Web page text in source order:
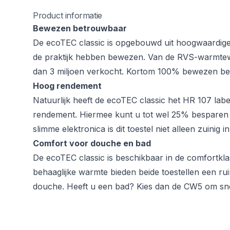
Product informatie
Bewezen betrouwbaar
De ecoTEC classic is opgebouwd uit
de praktijk hebben bewezen. Van de RVS-
dan 3 miljoen verkocht. Kortom 100% bewezen
Hoog rendement
Natuurlijk heeft de ecoTEC classic het HR 107
rendement. Hiermee kunt u tot wel 25%
slimme elektronica is dit toestel niet alleen zuinig
Comfort voor douche en bad
De ecoTEC classic is beschikbaar in de
behaaglijke warmte bieden beide toestellen een
douche. Heeft u een bad? Kies dan de CW5 om